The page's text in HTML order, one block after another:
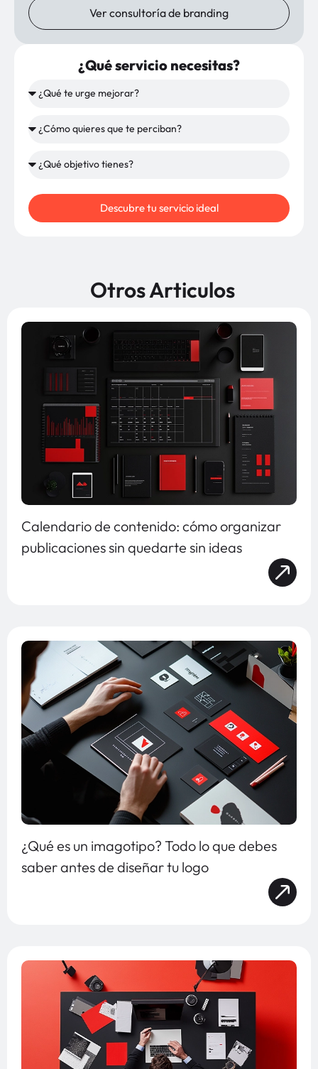
Ver consultoría de branding
¿Qué servicio necesitas?
Descubre tu servicio ideal
Otros Articulos
Calendario de contenido: cómo organizar
publicaciones sin quedarte sin ideas
¿Qué es un imagotipo? Todo lo que debes
saber antes de diseñar tu logo